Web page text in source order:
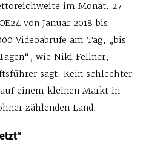
im Monat. 27
von Januar 2018 bis
Videoabrufe am Tag, „bis
wie Niki Fellner,
sagt. Kein schlechter
einem kleinen Markt in
zählenden Land.